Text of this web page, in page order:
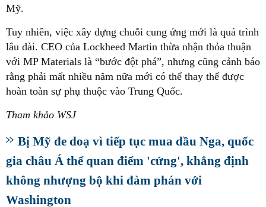
Mỹ.
Tuy nhiên, việc xây dựng chuỗi cung ứng mới là quá trình
lâu dài. CEO của Lockheed Martin thừa nhận thỏa thuận
với MP Materials là “bước đột phá”, nhưng cũng cảnh báo
rằng phải mất nhiều năm nữa mới có thể thay thế được
hoàn toàn sự phụ thuộc vào Trung Quốc.
Tham khảo WSJ
Bị Mỹ đe doạ vì tiếp tục mua dầu Nga, quốc
gia châu Á thể quan điểm 'cứng', khẳng định
không nhượng bộ khi đàm phán với
Washington